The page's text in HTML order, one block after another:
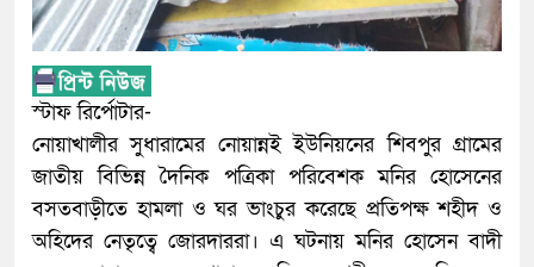
স্টাফ রির্পোটার-
নোয়াখালীর সুধারামের নোয়ান্নই ইউনিয়নের শিবপুর গ্রামের
জাতীয় বিভিন্ন দৈনিক পত্রিকা পরিবেশক মনির হোসেনের
বসতবাড়ীতে হামলা ও ঘর ভাংচুর করেছে প্রতিপক্ষ শহীদ ও
অহিদের নেতৃত্বে জোরদাররা। এ ঘটনায় মনির হোসেন বাদী